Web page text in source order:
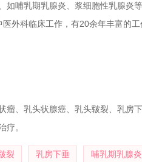
如哺乳期乳腺炎、浆细胞性乳腺炎
外科临床工作，有20余年丰富的
修。
瘤、乳头状腺癌、乳头皲裂、乳房
疗。
裂 乳房下垂 哺乳期乳腺炎